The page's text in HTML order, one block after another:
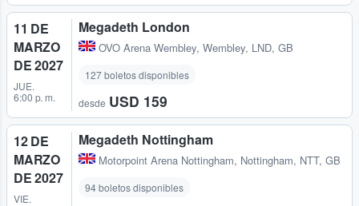
11 DE
MARZO
DE 2027
JUE.
6:00 p. m.
Megadeth London
OVO Arena Wembley, Wembley, LND, GB
127 boletos disponibles
desde USD 159
12 DE
MARZO
DE 2027
VIE.
Megadeth Nottingham
Motorpoint Arena Nottingham, Nottingham, NTT, GB
94 boletos disponibles